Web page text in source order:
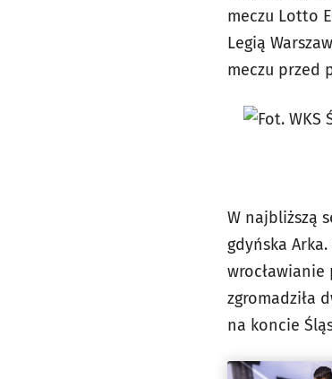
meczu Lotto
Legią
meczu przed
W najbliższą
gdyńska
zgromadziła
na koncie